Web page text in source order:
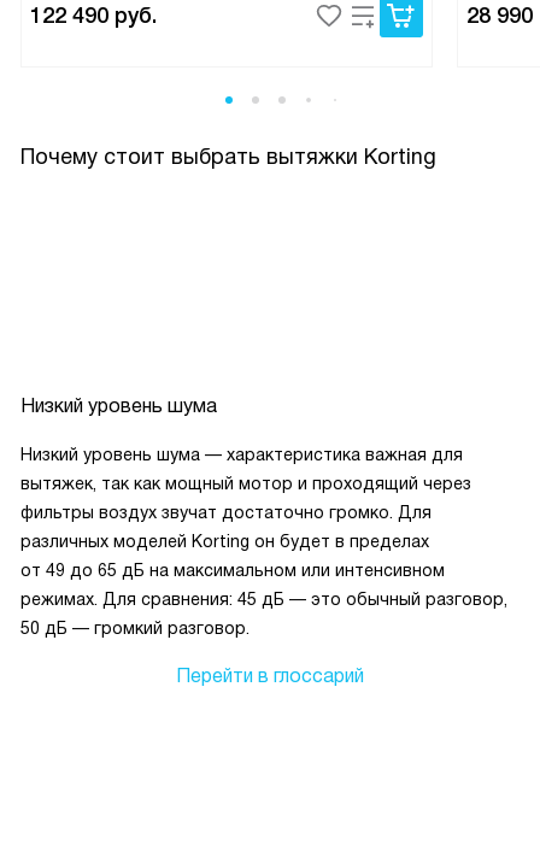
соблюдать тишину.
установка прошла без проблем, мастера отметили
прибор не подводил: запахи уходят быстро, конденсат
122 490 руб. 28 990
Почему стоит выбрать вытяжки Korting
Низкий уровень шума
Низкий уровень шума — характеристика важная для
вытяжек, так как мощный мотор и проходящий через
фильтры воздух звучат достаточно громко. Для
различных моделей Korting он будет в пределах
от 49 до 65 дБ на максимальном или интенсивном
режимах. Для сравнения: 45 дБ — это обычный разговор,
50 дБ — громкий разговор.
Перейти в глоссарий